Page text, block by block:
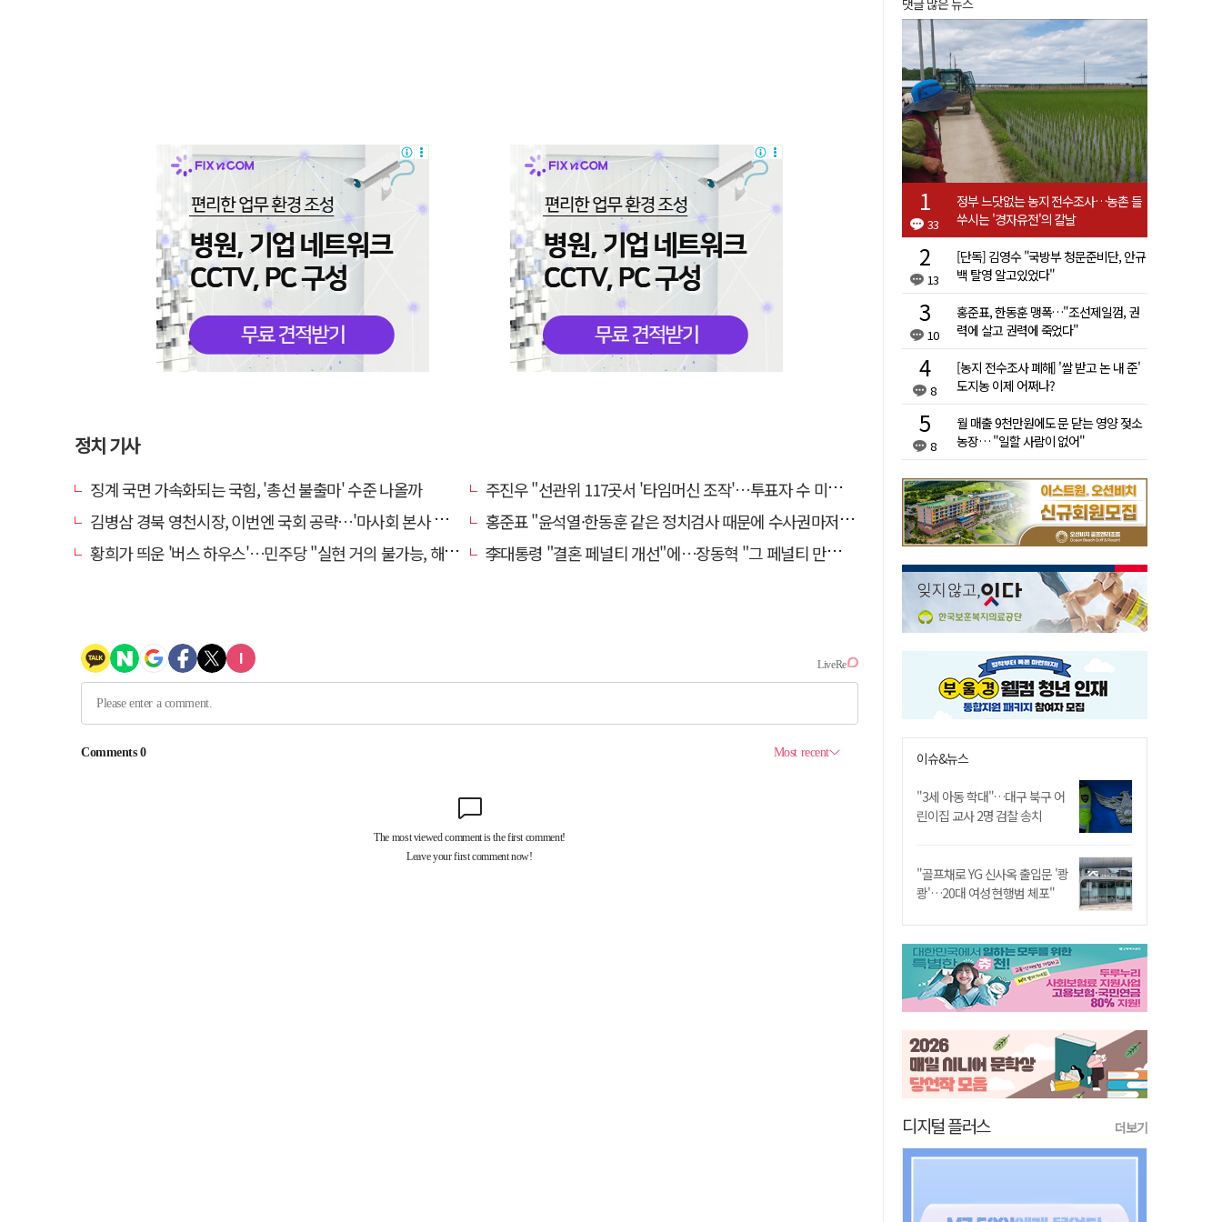
정치 기사
징계 국면 가속화되는 국힘, '총선 불출마' 수준 나올까
주진우 "선관위 117곳서 '타임머신 조작'…투표자 수 미리 입력"
김병삼 경북 영천시장, 이번엔 국회 공략…'마사회 본사 이전·광역교통망 확충' 요청
홍준표 "윤석열·한동훈 같은 정치검사 때문에 수사권마저 탈취 당해"
황희가 띄운 '버스 하우스'…민주당 "실현 거의 불가능, 해프닝으로 봐달라"
李대통령 "결혼 페널티 개선"에…장동혁 "그 페널티 만든 게 이 정권"
댓글 많은 뉴스
33
정부 느닷없는 농지 전수조사…농촌 들
쑤시는 '경자유전'의 칼날
13
[단독] 김영수 "국방부 청문준비단, 안규
백 탈영 알고있었다"
10
홍준표, 한동훈 맹폭…"조선제일껌, 권
력에 살고 권력에 죽었다"
8
[농지 전수조사 폐해] '쌀 받고 논 내 준'
도지농 이제 어쩌나?
8
월 매출 9천만원에도 문 닫는 영양 젖소
농장… "일할 사람이 없어"
이슈&뉴스
"3세 아동 학대"…대구 북구 어
린이집 교사 2명 검찰 송치
"골프채로 YG 신사옥 출입문 '쾅
쾅'…20대 여성 현행범 체포"
디지털 플러스 더보기